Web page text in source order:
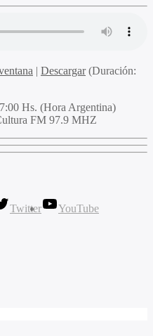
| Descargar(Duración:
Hs. (Hora Argentina)
FM 97.9 MHZ
Twitter
YouTube